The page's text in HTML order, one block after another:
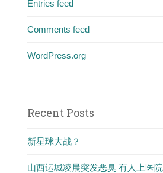
Entries feed
Comments feed
WordPress.org
Recent Posts
新星球大战？
山西运城凌晨突发恶臭 有人上医院